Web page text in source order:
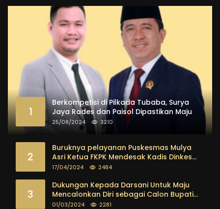
1
Berkompetisi di Pilkada Tubaba, Surya
Jaya Rades dan Paisol Dipastikan Maju
25/08/2024 3210
2
Buruknya pelayanan Puskesmas Mulya
Asri Ketua FKPK Mendesak Kadis Dinkes
Tubaba Ambil Tindakan Tegas
17/04/2024 2484
3
Dukungan Kepada Darsani Untuk Maju
Mencalonkan Diri sebagai Calon Bupati
Tubaba Terus Mengalir Baik Dari
01/03/2024 2281